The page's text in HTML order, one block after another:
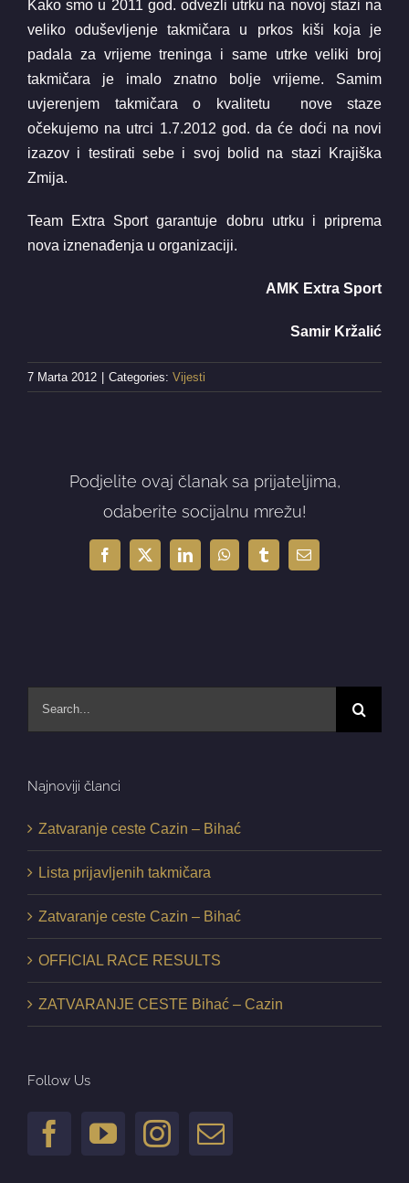
Kako smo u 2011 god. odvezli utrku na novoj stazi na
veliko oduševljenje takmičara u prkos kiši koja je
padala za vrijeme treninga i same utrke veliki broj
takmičara je imalo znatno bolje vrijeme. Samim
uvjerenjem takmičara o kvalitetu nove staze
očekujemo na utrci 1.7.2012 god. da će doći na novi
izazov i testirati sebe i svoj bolid na stazi Krajiška
Zmija.
Team Extra Sport garantuje dobru utrku i priprema
nova iznenađenja u organizaciji.
AMK Extra Sport
Samir Kržalić
7 Marta 2012 Categories: Vijesti
Podjelite ovaj članak sa prijateljima,
odaberite socijalnu mrežu!
Facebook
X LinkedInWhatsAppTumblrEmail
Najnoviji članci
Zatvaranje ceste Cazin – Bihać
Lista prijavljenih takmičara
Zatvaranje ceste Cazin – Bihać
OFFICIAL RACE RESULTS
ZATVARANJE CESTE Bihać – Cazin
Follow Us